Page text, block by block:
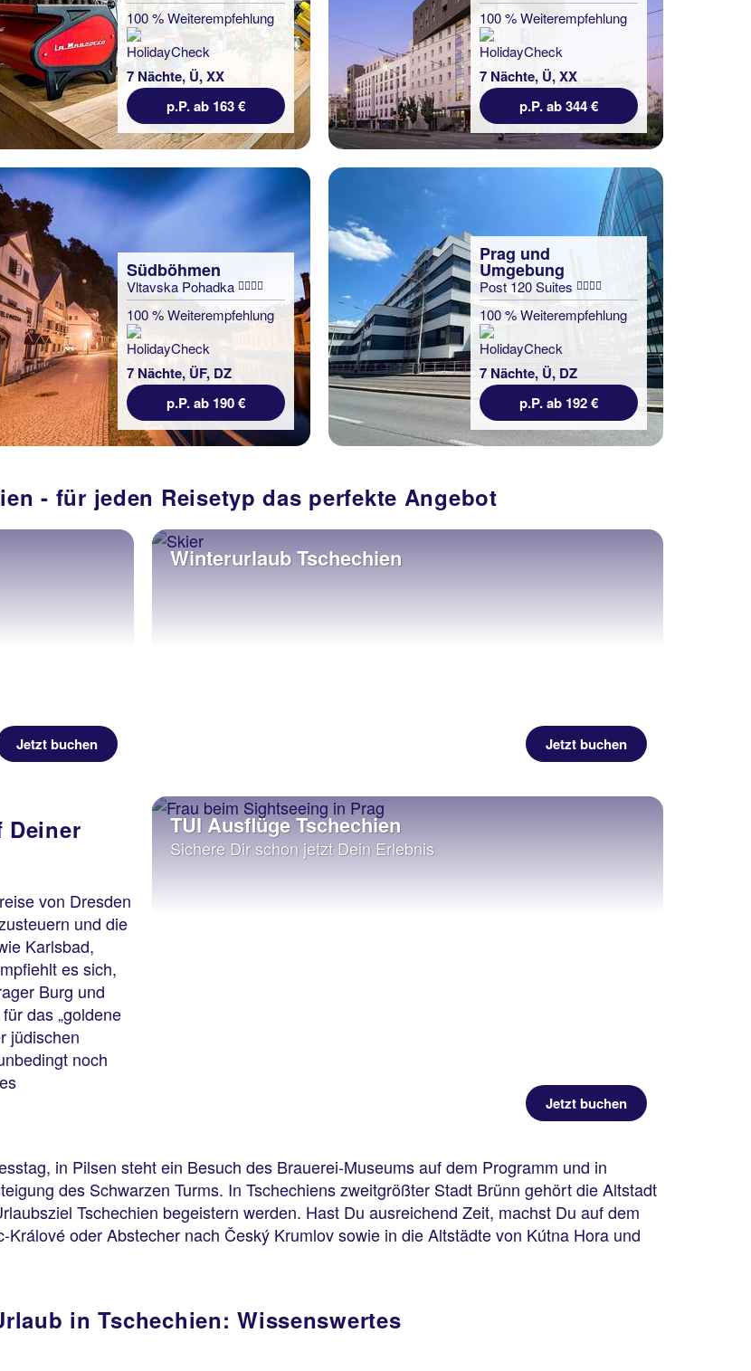
100 % Weiterempfehlung
7 Nächte, Ü, XX
p.P. ab 163 €
100 % Weiterempfehlung
7 Nächte, Ü, XX
p.P. ab 344 €
Südböhmen
Vltavska Pohadka
100 % Weiterempfehlung
7 Nächte, ÜF, DZ
p.P. ab 190 €
Prag und
Umgebung
Post 120 Suites
100 % Weiterempfehlung
7 Nächte, Ü, DZ
p.P. ab 192 €
- für jeden Reisetyp das perfekte Angebot
Jetzt buchen
Winterurlaub Tschechien
Jetzt buchen
Deiner
von Dresden
und die
Karlsbad,
es sich,
Burg und
das „goldene
jüdischen
noch
TUI Ausflüge Tschechien
Sichere Dir schon jetzt Dein Erlebnis
Jetzt buchen
in Pilsen steht ein Besuch des Brauerei-Museums auf dem Programm und in
des Schwarzen Turms. In Tschechiens zweitgrößter Stadt Brünn gehört die Altstadt
Tschechien begeistern werden. Hast Du ausreichend Zeit, machst Du auf dem
oder Abstecher nach Český Krumlov sowie in die Altstädte von Kútna Hora und
in Tschechien: Wissenswertes